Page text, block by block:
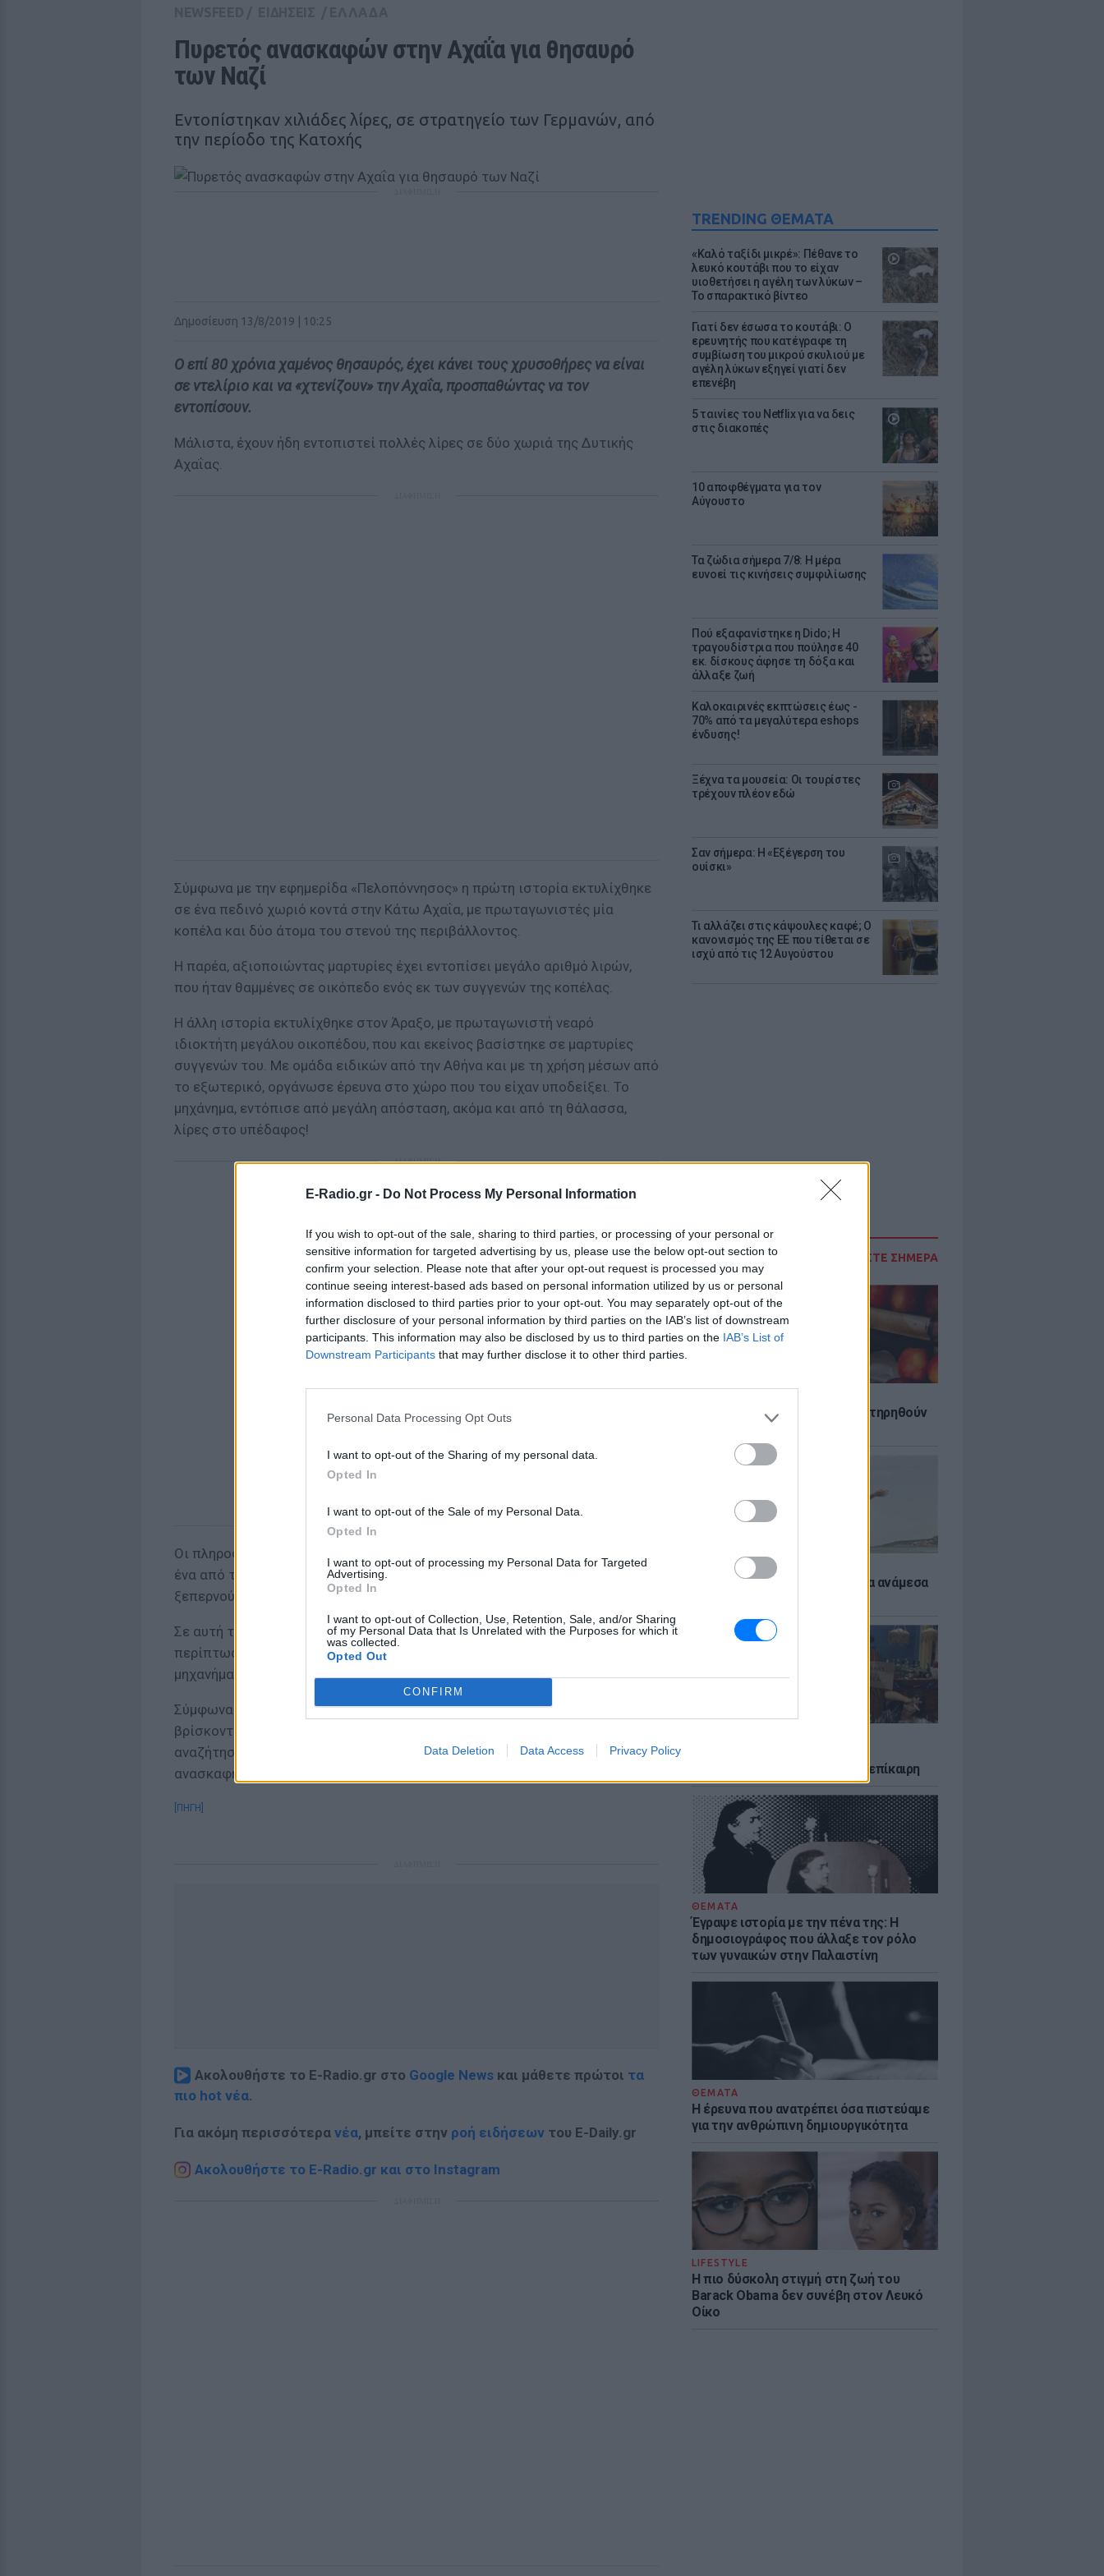
E-Radio.gr - Do Not Process My Personal Information
If you wish to opt-out of the sale, sharing to third parties, or processing of your personal or
sensitive information for targeted advertising by us, please use the below opt-out section to
confirm your selection. Please note that after your opt-out request is processed you may
continue seeing interest-based ads based on personal information utilized by us or personal
information disclosed to third parties prior to your opt-out. You may separately opt-out of the
further disclosure of your personal information by third parties on the IAB’s list of downstream
participants. This information may also be disclosed by us to third parties on the IAB’s List of
Downstream Participants that may further disclose it to other third parties.
Personal Data Processing Opt Outs
I want to opt-out of the Sharing of my personal data.
Opted In
I want to opt-out of the Sale of my Personal Data.
Opted In
I want to opt-out of processing my Personal Data for Targeted
Advertising.
Opted In
I want to opt-out of Collection, Use, Retention, Sale, and/or Sharing
of my Personal Data that Is Unrelated with the Purposes for which it
was collected.
Opted Out
CONFIRM
Data Deletion Data Access Privacy Policy
TRENDING ΘΕΜΑΤΑ
«Καλό ταξίδι μικρέ»: Πέθανε το
λευκό κουτάβι που το είχαν
υιοθετήσει η αγέλη των λύκων –
Το σπαρακτικό βίντεο
Γιατί δεν έσωσα το κουτάβι: Ο
ερευνητής που κατέγραφε τη
συμβίωση του μικρού σκυλιού με
αγέλη λύκων εξηγεί γιατί δεν
επενέβη
5 ταινίες του Netflix για να δεις
στις διακοπές
10 αποφθέγματα για τον
Αύγουστο
Τα ζώδια σήμερα 7/8: Η μέρα
ευνοεί τις κινήσεις συμφιλίωσης
Πού εξαφανίστηκε η Dido; Η
τραγουδίστρια που πούλησε 40
εκ. δίσκους άφησε τη δόξα και
άλλαξε ζωή
Καλοκαιρινές εκπτώσεις έως -
70% από τα μεγαλύτερα eshops
ένδυσης!
Ξέχνα τα μουσεία: Οι τουρίστες
τρέχουν πλέον εδώ
Σαν σήμερα: Η «Εξέγερση του
ουίσκι»
Τι αλλάζει στις κάψουλες καφέ; Ο
κανονισμός της ΕΕ που τίθεται σε
ισχύ από τις 12 Αυγούστου
ΔΙΑΒΑΣΤΕ ΣΗΜΕΡΑ
6 φρούτα που μπορουν να διατηρηθούν
Πώς να αποφύγεις το σύγκαμα ανάμεσα
νεοπλουτισμό και παραμένει επίκαιρη
ΘΕΜΑΤΑ
Έγραψε ιστορία με την πένα της: Η
δημοσιογράφος που άλλαξε τον ρόλο
των γυναικών στην Παλαιστίνη
ΘΕΜΑΤΑ
Η έρευνα που ανατρέπει όσα πιστεύαμε
για την ανθρώπινη δημιουργικότητα
LIFESTYLE
Η πιο δύσκολη στιγμή στη ζωή του
Barack Obama δεν συνέβη στον Λευκό
Οίκο
Πυρετός ανασκαφών στην Αχαΐα για θησαυρό
των Ναζί
Εντοπίστηκαν χιλιάδες λίρες, σε στρατηγείο των Γερμανών, από
την περίοδο της Κατοχής
Δημοσίευση 13/8/2019 | 10:25
Ο επί 80 χρόνια χαμένος θησαυρός, έχει κάνει τους χρυσοθήρες να είναι
σε ντελίριο και να «χτενίζουν» την Αχαΐα, προσπαθώντας να τον
εντοπίσουν.
Μάλιστα, έχουν ήδη εντοπιστεί πολλές λίρες σε δύο χωριά της Δυτικής
Αχαΐας.
Σύμφωνα με την εφημερίδα «Πελοπόννησος» η πρώτη ιστορία εκτυλίχθηκε
σε ένα πεδινό χωριό κοντά στην Κάτω Αχαΐα, με πρωταγωνιστές μία
κοπέλα και δύο άτομα του στενού της περιβάλλοντος.
Η παρέα, αξιοποιώντας μαρτυρίες έχει εντοπίσει μεγάλο αριθμό λιρών,
που ήταν θαμμένες σε οικόπεδο ενός εκ των συγγενών της κοπέλας.
Η άλλη ιστορία εκτυλίχθηκε στον Άραξο, με πρωταγωνιστή νεαρό
ιδιοκτήτη μεγάλου οικοπέδου, που και εκείνος βασίστηκε σε μαρτυρίες
συγγενών του. Με ομάδα ειδικών από την Αθήνα και με τη χρήση μέσων από
το εξωτερικό, οργάνωσε έρευνα στο χώρο που του είχαν υποδείξει. Το
μηχάνημα, εντόπισε από μεγάλη απόσταση, ακόμα και από τη θάλασσα,
λίρες στο υπέδαφος!
ΔΙΑΦΗΜΙΣΗ
Οι πληροφορίες λένε ότι εκεί, την περίοδο της Γερμανικής Κατοχής υπήρξε
ένα από τα βασικότερα στρατηγεία των ναζί, με θησαυρό σε λίρες, που
ξεπερνούν τις 100.000!
Σε αυτή την περίπτωση, οι τεχνικοί συμφώνησαν να πάρουν το 50% σε
περίπτωση που βρεθούν οι λίρες, αφού ήδη τα έξοδά τους για τα
μηχανήματα είναι μεγάλα.
Σύμφωνα μάλιστα με την εφημερίδα «Πελοπόννησος» αυτή την περίοδο
βρίσκονται στις ΗΠΑ για να τελειοποιήσουν το καταληλότερο εργαλείο
αναζήτησης, ώστε να είναι πιο συγκεκριμένο το σημείο που θα γίνει η
ανασκαφή.
[ΠΗΓΗ]
Ακολουθήστε το E-Radio.gr στο Google News και μάθετε πρώτοι τα
πιο hot νέα.
Για ακόμη περισσότερα νέα, μπείτε στην ροή ειδήσεων του E-Daily.gr
Ακολουθήστε το E-Radio.gr και στο Instagram